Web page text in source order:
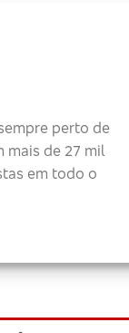
perto de
mais de 27 mil
em todo o